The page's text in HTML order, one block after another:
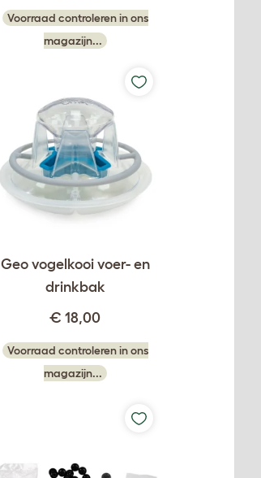
Voorraad controleren in ons
magazijn...
Geo vogelkooi voer- en
drinkbak
€ 18,00
Voorraad controleren in ons
magazijn...